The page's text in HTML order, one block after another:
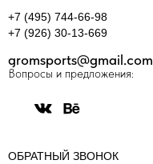
+7 (495) 744-66-98
+7 (926) 30-13-669
gromsports@gmail.com
Вопросы и предложения:
ОБРАТНЫЙ ЗВОНОК